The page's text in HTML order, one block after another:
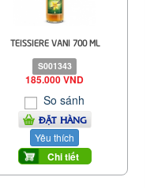
TEISSIERE VANI 700 ML
S001343
185.000 VND
So sánh
ĐẶT HÀNG
Yêu thích
Chi tiết